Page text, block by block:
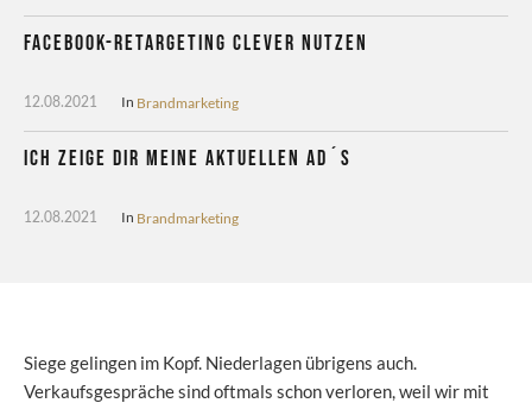
Facebook-Retargeting clever nutzen
12.08.2021 In Brandmarketing
Ich zeige dir meine aktuellen Ad´s
12.08.2021 In Brandmarketing
Siege gelingen im Kopf. Niederlagen übrigens auch.
Verkaufsgespräche sind oftmals schon verloren, weil wir mit